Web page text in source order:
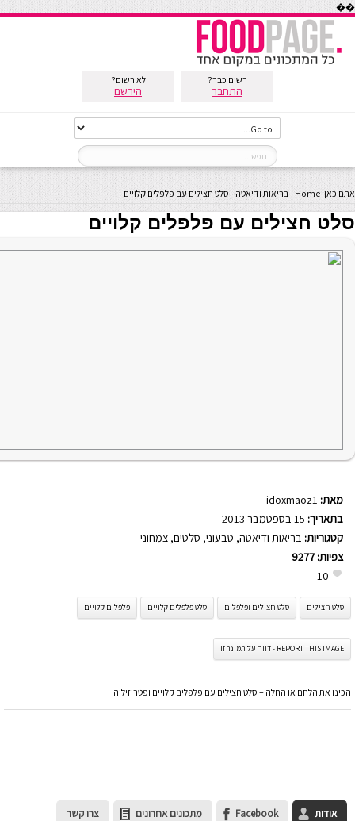
��
רשום כבר?
התחבר
לא רשום?
הירשם
אתם כאן: Home
-בריאות ודיאטה - סלט חצילים עם פלפלים קלויים
סלט חצילים עם פלפלים קלויים
מאת: idoxmaoz1
בתאריך:
קטגוריות: בריאות ודיאטה, טבעוני, סלטים, צמחוני
צפיות:9277
10
סלט חצילים סלט חצילים ופלפלים סלט פלפלים קלויים פלפלים קלויים
REPORT THIS IMAGE - דווח על תמונה זו
הכינו את הלחם או החלה – סלט חצילים עם פלפלים קלויים ופטרוזיליה
אודות Facebook מתכונים אחרונים צרו קשר